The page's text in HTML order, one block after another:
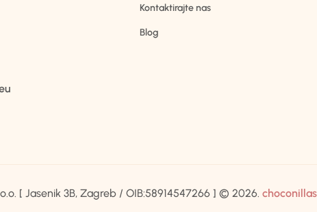
Kontaktirajte nas
Blog
[ Jasenik 3B, Zagreb / OIB:58914547266 ] © 2026.